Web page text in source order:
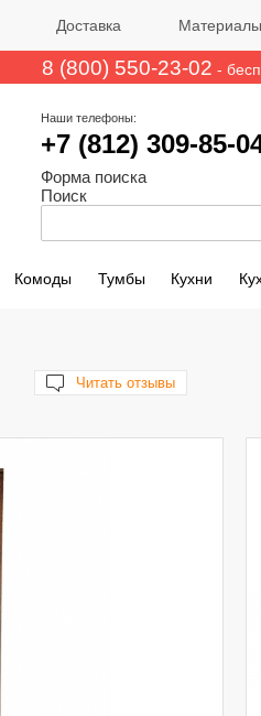
Доставка Материалы
8 (800) 550-23-02 -
Наши телефоны:
+7 (812) 309-85-
Форма поиска
Поиск
Комоды Тумбы Кухни
Читать отзывы